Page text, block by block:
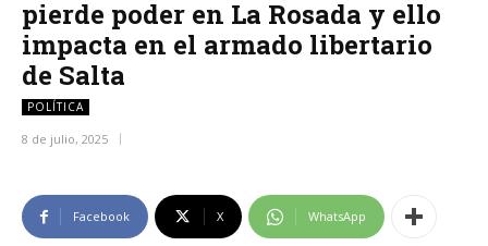
pierde poder en La Rosada y ello
impacta en el armado libertario
de Salta
POLÍTICA
8 de julio, 2025
Facebook X WhatsApp